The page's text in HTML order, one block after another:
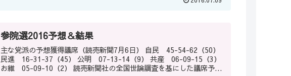
参院選2016予想＆結果
主な党派の予想獲得議席（読売新聞7月6日） 自民 45-54-62（50）
民進 16-31-37（45） 公明 07-13-14（9） 共産 06-09-15（3）
お維 05-09-10（2） 読売新聞社の全国世論調査を基にした議席予...